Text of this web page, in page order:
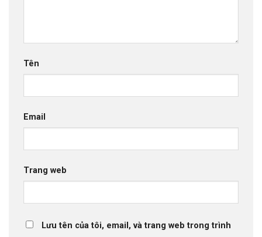
Tên
Email
Trang web
Lưu tên của tôi, email, và trang web trong trình